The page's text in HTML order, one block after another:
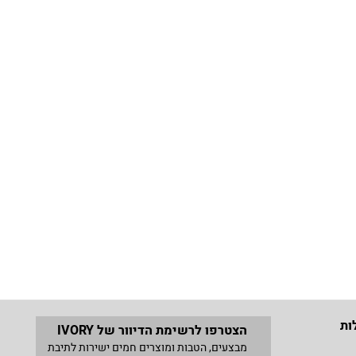
הצטרפו לרשימת הדיוור של IVORY
מבצעים, הטבות ומוצרים חמים ישירות לתיבת